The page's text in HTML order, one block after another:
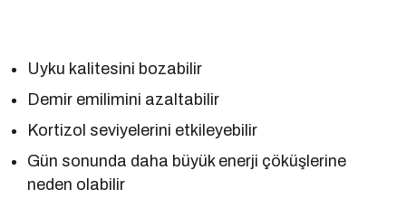
Uyku kalitesini bozabilir
Demir emilimini azaltabilir
Kortizol seviyelerini etkileyebilir
Gün sonunda daha büyük enerji çöküşlerine
neden olabilir